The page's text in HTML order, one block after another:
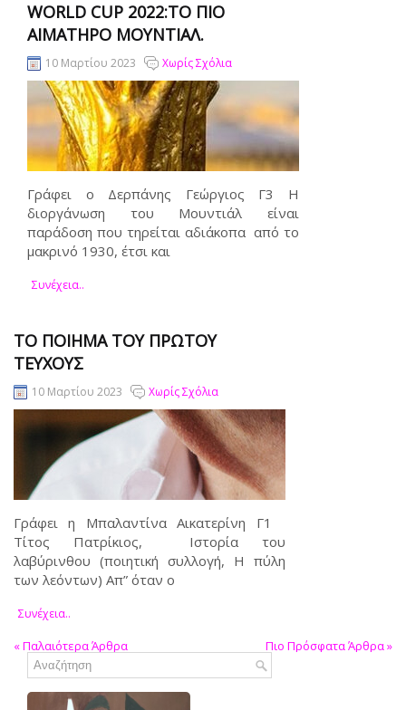
WORLD CUP 2022:ΤΟ ΠΙΟ
ΑΙΜΑΤΗΡΌ ΜΟΥΝΤΙΆΛ.
10 Μαρτίου 2023 Χωρίς Σχόλια
Γράφει ο Δερπάνης Γεώργιος Γ3 Η
διοργάνωση του Μουντιάλ είναι
παράδοση που τηρείται αδιάκοπα από το
μακρινό 1930, έτσι και
Συνέχεια..
ΤΟ ΠΟΊΗΜΑ ΤΟΥ ΠΡΏΤΟΥ
ΤΕΎΧΟΥΣ
10 Μαρτίου 2023 Χωρίς Σχόλια
Γράφει η Μπαλαντίνα Αικατερίνη Γ1
Τίτος Πατρίκιος, Ιστορία του
λαβύρινθου (ποιητική συλλογή, Η πύλη
των λεόντων) Απ” όταν ο
Συνέχεια..
«Παλαιότερα Άρθρα Πιο Πρόσφατα Άρθρα»